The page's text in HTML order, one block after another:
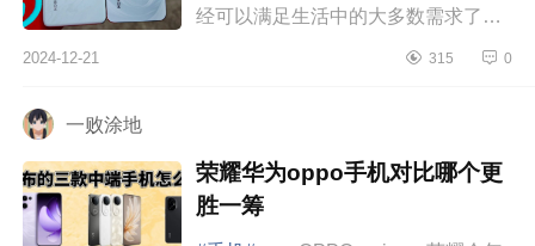
经可以满足生活中的大多数需求了。
耀300pro对比哪个好？荣耀300和荣
2024-12-21 315 0
一败涂地
荣耀华为oppo手机对比哪个更
胜一筹